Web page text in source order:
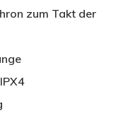
zum Takt der